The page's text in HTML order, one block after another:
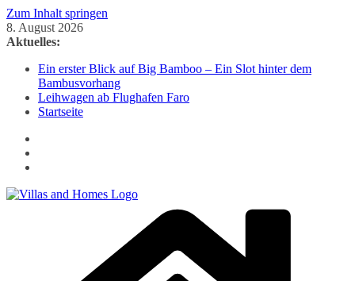
Zum Inhalt springen
8. August 2026
Aktuelles:
Ein erster Blick auf Big Bamboo – Ein Slot hinter dem
Bambusvorhang
Leihwagen ab Flughafen Faro
Startseite